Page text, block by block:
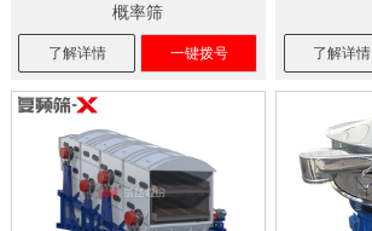
概率筛
了解详情 一键拨号 了解详情